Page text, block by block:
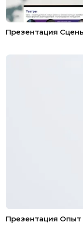
Презентация
Презентация